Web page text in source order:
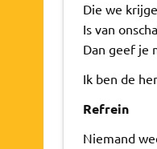
Die we
Is van
Dan geef je
Ik ben de
Refrein
Niemand